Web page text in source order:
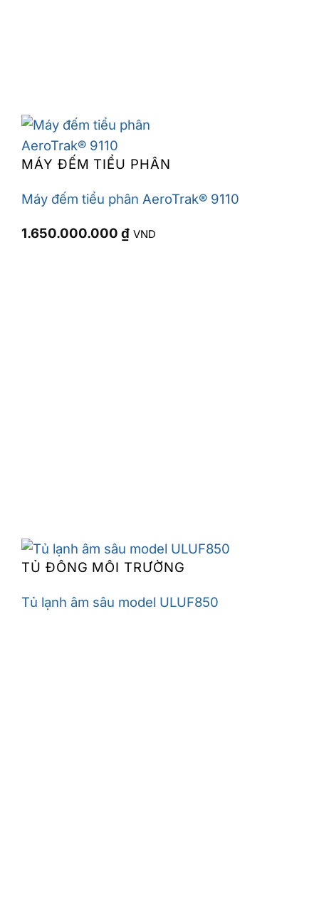
MÁY ĐẾM TIỂU PHÂN
Máy đếm tiểu phân AeroTrak® 9110
1.650.000.000 ₫ VND
TỦ ĐÔNG MÔI TRƯỜNG
Tủ lạnh âm sâu model ULUF850